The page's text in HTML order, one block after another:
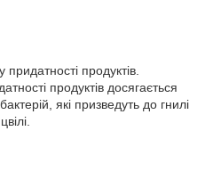
продуктів.
продуктів досягається
які призведуть до гнилі